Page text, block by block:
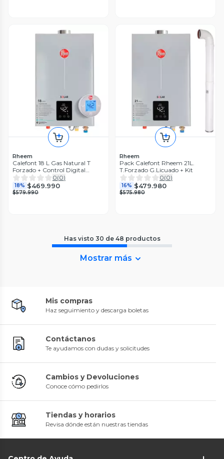
Rheem
Calefont 18 L Gas Natural T
Forzado + Control Digital
Rheem
0(0)
18% $469.990
$579.990
Rheem
Pack Calefont Rheem 21L.
T.Forzado G.Licuado + Kit
0(0)
16% $479.980
$575.980
Has visto 30 de 48 productos
Mostrar más
Mis compras
Haz seguimiento y descarga boletas
Contáctanos
Te ayudamos con dudas y solicitudes
Cambios y Devoluciones
Conoce cómo pedirlos
Tiendas y horarios
Revisa dónde están nuestras tiendas